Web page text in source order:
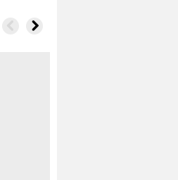
Photos